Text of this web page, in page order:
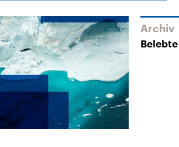
Archiv